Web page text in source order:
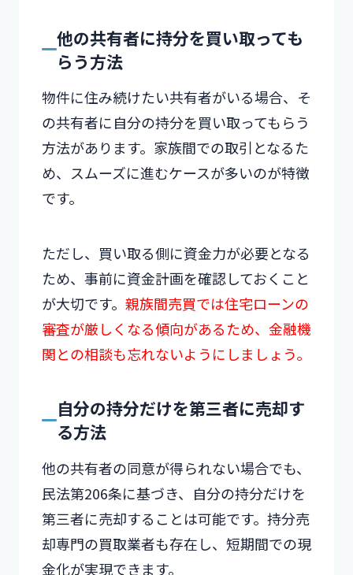
他の共有者に持分を買い取っても
らう方法
物件に住み続けたい共有者がいる場合、そ
の共有者に自分の持分を買い取ってもらう
方法があります。家族間での取引となるた
め、スムーズに進むケースが多いのが特徴
です。
ただし、買い取る側に資金力が必要となる
ため、事前に資金計画を確認しておくこと
が大切です。 親族間売買では住宅ローンの
審査が厳しくなる傾向があるため、金融機
関との相談も忘れないようにしましょう。
自分の持分だけを第三者に売却す
る方法
他の共有者の同意が得られない場合でも、
民法第206条に基づき、自分の持分だけを
第三者に売却することは可能です。持分売
却専門の買取業者も存在し、短期間での現
金化が実現できます。